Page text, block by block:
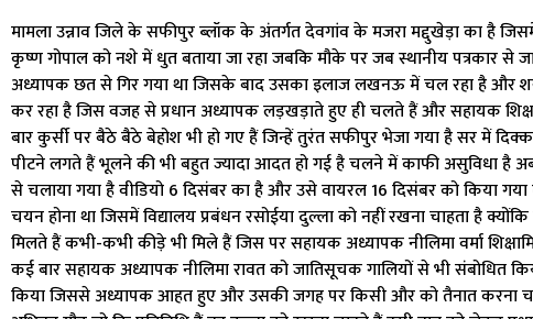
मामला उन्नाव जिले के सफीपुर ब्लॉक के अंतर्गत देवगांव के मजरा मद्दुखेड़ा का है
कृष्ण गोपाल को नशे में धुत बताया जा रहा जबकि मौके पर जब स्थानीय पत्रकार से
अध्यापक छत से गिर गया था जिसके बाद उसका इलाज लखनऊ में चल रहा है और
कर रहा है जिस वजह से प्रधान अध्यापक लड़खड़ाते हुए ही चलते हैं और सहायक
बार कुर्सी पर बैठे बैठे बेहोश भी हो गए हैं जिन्हें तुरंत सफीपुर भेजा गया है सर में
पीटने लगते हैं भूलने की भी बहुत ज्यादा आदत हो गई है चलने में काफी असुविधा है
से चलाया गया है वीडियो 6 दिसंबर का है और उसे वायरल 16 दिसंबर को किया गया
चयन होना था जिसमें विद्यालय प्रबंधन रसोईया दुल्ला को नहीं रखना चाहता है
मिलते हैं कभी-कभी कीड़े भी मिले हैं जिस पर सहायक अध्यापक नीलिमा वर्मा
कई बार सहायक अध्यापक नीलिमा रावत को जातिसूचक गालियों से भी संबोधित
किया जिससे अध्यापक आहत हुए और उसकी जगह पर किसी और को तैनात करना